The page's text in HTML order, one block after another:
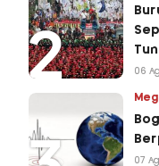
06
07